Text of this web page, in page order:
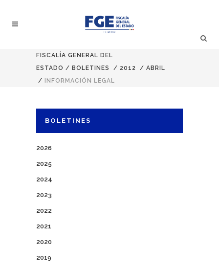
FISCALÍA GENERAL DEL
ESTADO / BOLETINES / 2012 / ABRIL
/
INFORMACIÓN LEGAL
BOLETINES
2026
2025
2024
2023
2022
2021
2020
2019